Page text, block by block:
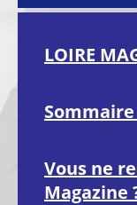
LOIRE
Vous ne
Magazine